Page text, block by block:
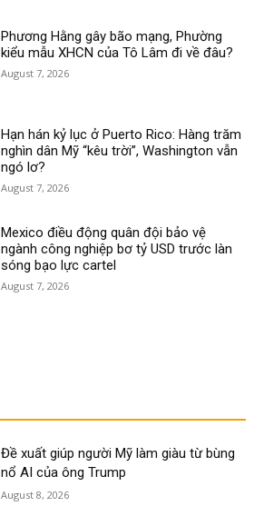
Phương Hằng gây bão mạng, Phường
kiểu mẫu XHCN của Tô Lâm đi về đâu?
August 7, 2026
Hạn hán kỷ lục ở Puerto Rico: Hàng trăm
nghìn dân Mỹ “kêu trời”, Washington vẫn
ngó lơ?
August 7, 2026
Mexico điều động quân đội bảo vệ
ngành công nghiệp bơ tỷ USD trước làn
sóng bạo lực cartel
August 7, 2026
Đề xuất giúp người Mỹ làm giàu từ bùng
nổ AI của ông Trump
August 8, 2026